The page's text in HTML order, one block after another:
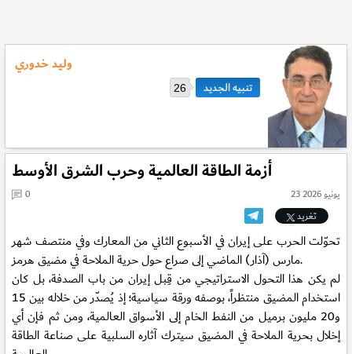
وليد خدوري
26
أزمة الطاقة العالمية وحرب الشرق الأوسط
23 يونيو 2026
0
تغريد
تحوّلت الحرب على إيران في الأسبوع الثاني من المعارك وفي منتصف شهر
مارس (آذار) الماضي إلى صراع حول حرية الملاحة في مضيق هرمز.
لم يكن هذا التحول الاستراتيجي من قِبل إيران من باب الصدفة، بل كان
استخدام المضيق منتظراً، بوصفه ورقة سياسية؛ إذ يُصدّر من خلاله بين 15
و20 مليون برميل من النفط الخام إلى الأسواق العالمية، ومن ثم فإن أي
إخلال بحرية الملاحة في المضيق سيترك آثاره السلبية على صناعة الطاقة